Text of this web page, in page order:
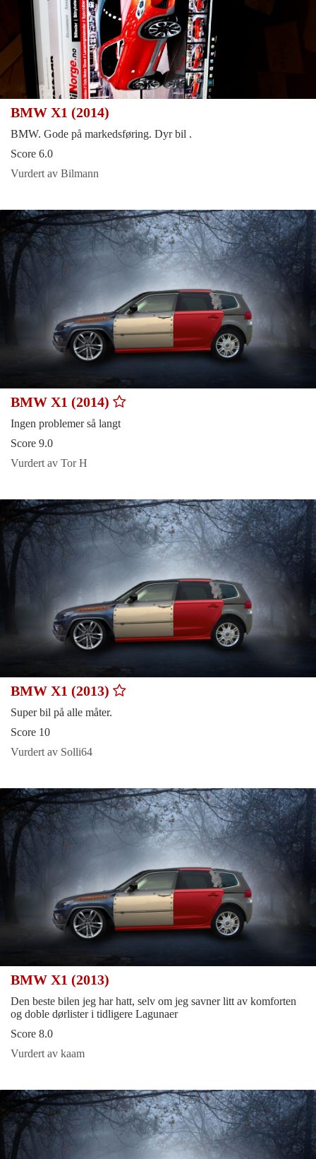
BMW X1 (2014)
BMW. Gode på markedsføring. Dyr bil .
Score 6.0
Vurdert av Bilmann
BMW X1 (2014)
Ingen problemer så langt
Score 9.0
Vurdert av Tor H
BMW X1 (2013)
Super bil på alle måter.
Score 10
Vurdert av Solli64
BMW X1 (2013)
Den beste bilen jeg har hatt, selv om jeg savner litt av komforten
og doble dørlister i tidligere Lagunaer
Score 8.0
Vurdert av kaam